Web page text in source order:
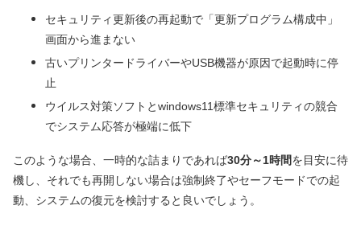
セキュリティ更新後の再起動で「更新プログラム構成中」
画面から進まない
古いプリンタードライバーやUSB機器が原因で起動時に停
止
ウイルス対策ソフトとwindows11標準セキュリティの競合
でシステム応答が極端に低下
このような場合、一時的な詰まりであれば30分～1時間を目安に待
機し、それでも再開しない場合は強制終了やセーフモードでの起
動、システムの復元を検討すると良いでしょう。